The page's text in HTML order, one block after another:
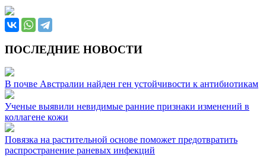
ПОСЛЕДНИЕ НОВОСТИ
В почве Австралии найден ген устойчивости к антибиотикам
Ученые выявили невидимые ранние признаки изменений в
коллагене кожи
Повязка на растительной основе поможет предотвратить
распространение раневых инфекций